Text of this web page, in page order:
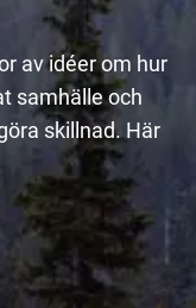
av idéer om hur
samhälle och
skillnad. Här